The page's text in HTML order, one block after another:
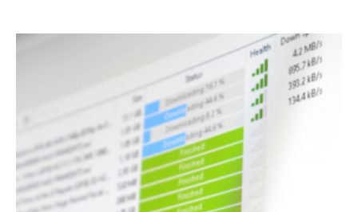
plateforme
Protection
le
piratage
: